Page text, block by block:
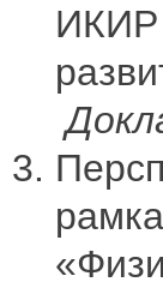
ИКИР